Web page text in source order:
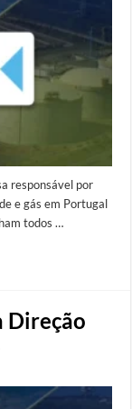
responsável por
e gás em Portugal
todos …
Direção